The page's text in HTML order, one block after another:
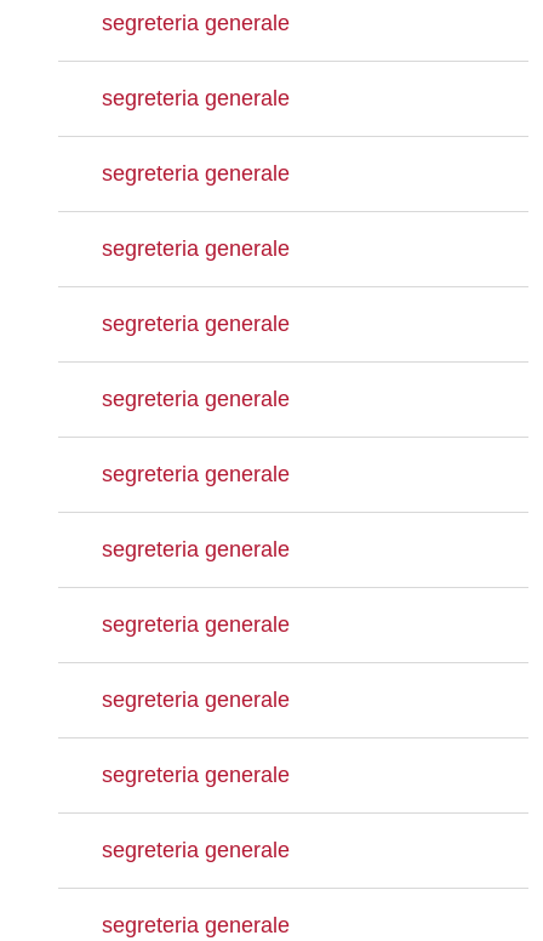
segreteria generale
segreteria generale
segreteria generale
segreteria generale
segreteria generale
segreteria generale
segreteria generale
segreteria generale
segreteria generale
segreteria generale
segreteria generale
segreteria generale
segreteria generale